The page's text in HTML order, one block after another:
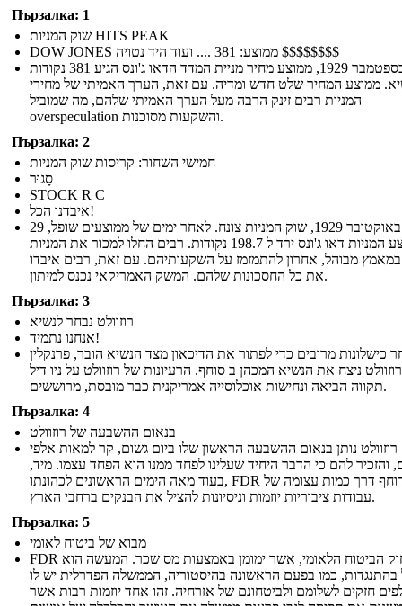
Пързалка: 1
שוק המניות HITS PEAK
DOW JONES ממוצע: 381 .... ועוד היד נטויה $$$$$$$$
ב -8 בספטמבר 1929, ממוצע מחיר מניית המדד הדאו ג'ונס הגיע 381 נקודות
ממוצע המחיר שלט חדש ומדיה. עם זאת, הערך האמיתי של מחירי
המניות רבים זינק הרבה מעל הערך האמיתי שלהם, מה שמוביל
overspeculation והשקעות מסוכנות.
Пързалка: 2
חמישי השחור: קריסות שוק המניות
סָגוּר
STOCK R C
איבדנו הכל!
29 באוקטובר 1929, שוק המניות צונח. לאחר ימים של ממוצעים שופל,
לממוצע המניות דאו ג'ונס ירד ל 198.7 נקודות. רבים החלו למכור את המניות
מבוהל, אחרון להתמזמז על השקעותיהם. עם זאת, רבים איבדו
את כל החסכונות שלהם. המשק האמריקאי נכנס למיתון.
Пързалка: 3
רוזוולט נבחר לנשיא
אנחנו נתמיד!
כישלונות מרובים כדי לפתור את הדיכאון מצד הנשיא הובר, פרנקלין
ניצח את הנשיא המכהן ב סוחף. הרעיונות של רוזוולט על ניו דיל
תקווה הביאה ונחישות אוכלוסייה אמריקנית כבר מובסת, מרוששים.
Пързалка: 4
בנאום ההשבעה של רוזוולט
רוזוולט נותן בנאום ההשבעה הראשון שלו ביום גשום, קר למאות אלפי
והזכיר להם כי הדבר היחיד שעלינו לפחד ממנו הוא הפחד עצמו. מיד,
בעוד מאה הימים הראשונים לכהונתו, FDR דוחף דרך כמות עצומה של
עבודות ציבוריות יוזמות וניסיונות להציל את הבנקים ברחבי הארץ.
Пързалка: 5
מבוא של ביטוח לאומי
FDR עובר חוק הביטוח הלאומי, אשר ימומן באמצעות מס שכר. המעשה הוא
בהתנגדות, כמו בפעם הראשונה בהיסטוריה, הממשלה הפדרלית יש לו
חזקים לשלומם ולביטחונם של אזרחיה. זהו אחד יוזמות רבות אשר